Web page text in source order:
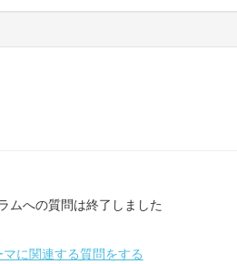
ムへの質問は終了しました
マに関連する質問をする